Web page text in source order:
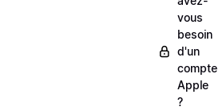
vous
besoin
d'un
compte
Apple
?